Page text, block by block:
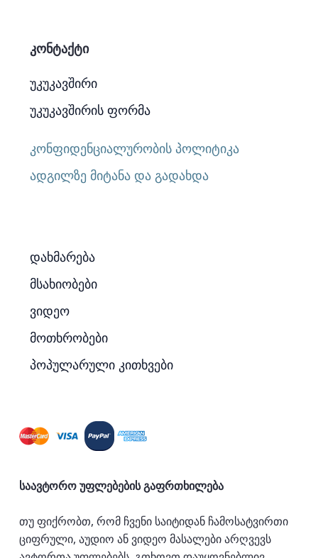
კონტაქტი
უკუკავშირი
უკუკავშირის ფორმა
კონფიდენციალურობის პოლიტიკა
ადგილზე მიტანა და გადახდა
დახმარება
მსახიობები
ვიდეო
მოთხრობები
პოპულარული კითხვები
საავტორო უფლებების გაფრთხილება
თუ ფიქრობთ, რომ ჩვენი საიტიდან ჩამოსატვირთი
ციფრული, აუდიო ან ვიდეო მასალები არღვევს